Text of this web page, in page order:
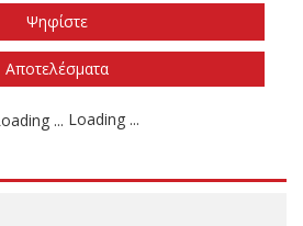
Το φθινόπωρο του 2026
Την άνοιξη του 2027
Δεν ξέρω/δεν απαντώ